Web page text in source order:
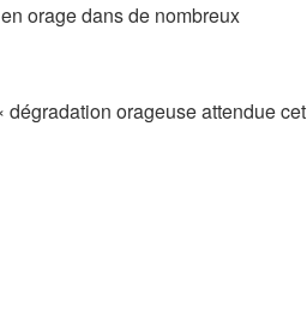
orage dans de nombreux
dégradation orageuse attendue cet